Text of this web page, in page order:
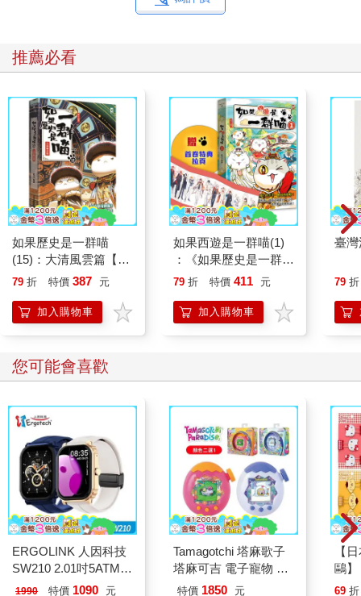
推薦必看
如果歷史是一群喵
(15)：大清風雲篇【萌
貓漫畫學歷史】
79 折 特價 387 元
加入購物車
如果西遊是一群喵(1)
：《如果歷史是一群
喵》作者最新力作，附
79 折 特價 411 元
加入購物車
臺
79 折
您可能會喜歡
ERGOLINK 人因科技
SW210 2.01吋5ATM游
泳心率血氧藍牙通話腕
1990 特價 1090 元
Tamagotchi 塔麻歌子
塔麻可吉 電子寵物 樂
園系列（熱帶橙果／極
特價 1850 元
【
鷗
(8款
69 折